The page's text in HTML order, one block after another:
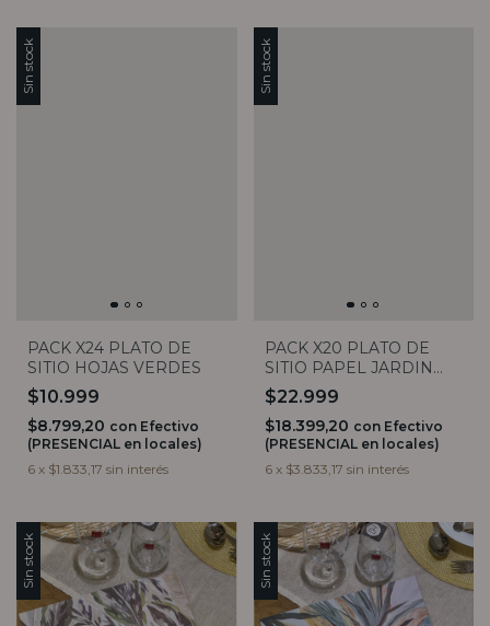
Sin stock
PACK X24 PLATO DE
SITIO HOJAS VERDES
$10.999
$8.799,20 con Efectivo
(PRESENCIAL en locales)
6 x $1.833,17 sin interés
Sin stock
PACK X20 PLATO DE
SITIO PAPEL JARDIN
SECRETO
$22.999
$18.399,20 con Efectivo
(PRESENCIAL en locales)
6 x $3.833,17 sin interés
Sin stock Sin stock